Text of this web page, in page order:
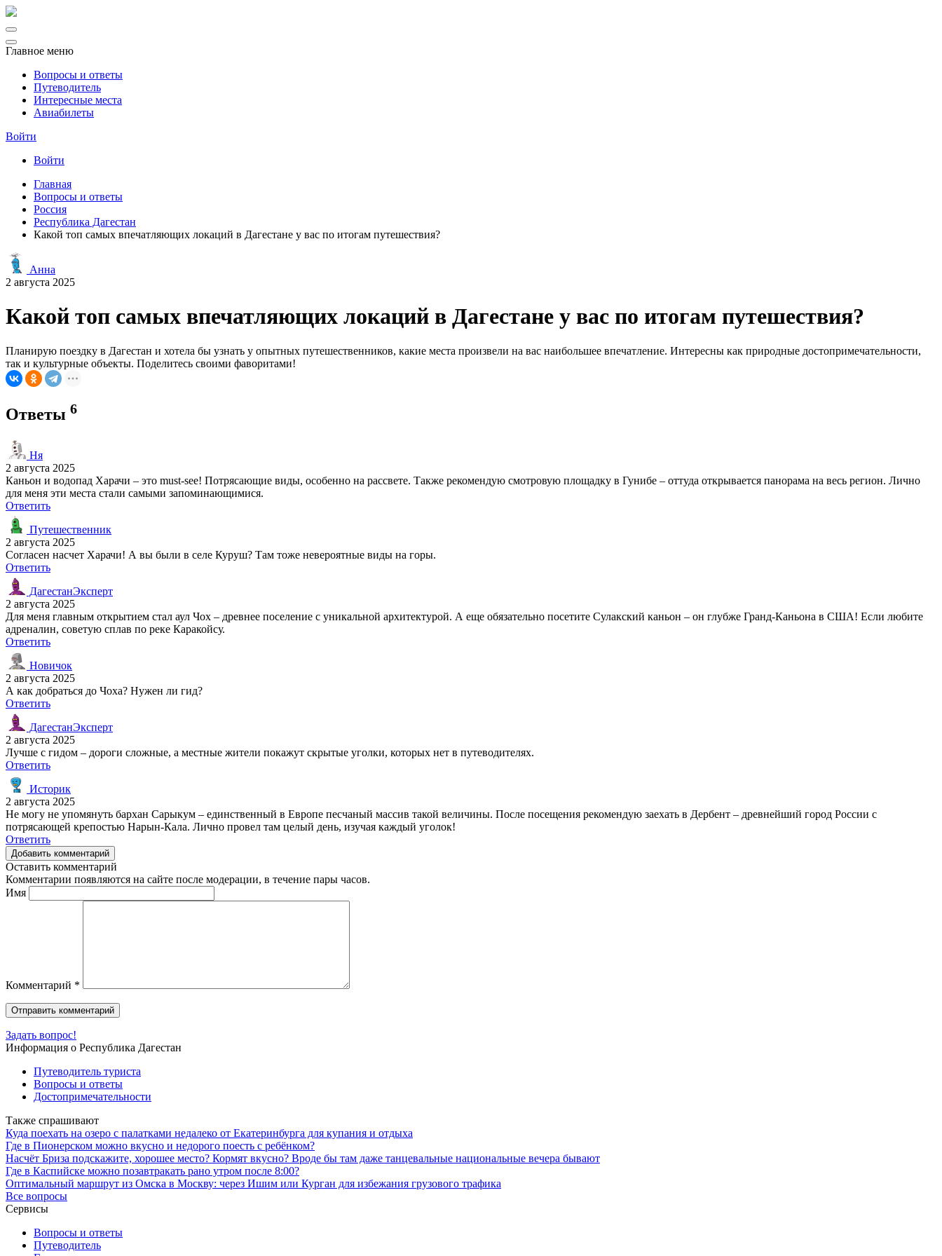
Главное меню
Вопросы и ответы
Путеводитель
Интересные места
Авиабилеты
Войти
Войти
Главная
Вопросы и ответы
Россия
Республика Дагестан
Какой топ самых впечатляющих локаций в Дагестане у вас по итогам путешествия?
Анна
2 августа 2025
Какой топ самых впечатляющих локаций в Дагестане у вас по итогам путешествия?
Планирую поездку в Дагестан и хотела бы узнать у опытных путешественников, какие места произвели на вас наибольшее впечатление. Интересны как природные достопримечательности,
так и культурные объекты. Поделитесь своими фаворитами!
Ответы 6
Ня
2 августа 2025
Каньон и водопад Харачи – это must-see! Потрясающие виды, особенно на рассвете. Также рекомендую смотровую площадку в Гунибе – оттуда открывается панорама на весь регион. Лично
для меня эти места стали самыми запоминающимися.
Ответить
Путешественник
2 августа 2025
Согласен насчет Харачи! А вы были в селе Куруш? Там тоже невероятные виды на горы.
Ответить
ДагестанЭксперт
2 августа 2025
Для меня главным открытием стал аул Чох – древнее поселение с уникальной архитектурой. А еще обязательно посетите Сулакский каньон – он глубже Гранд-Каньона в США! Если любите
адреналин, советую сплав по реке Каракойсу.
Ответить
Новичок
2 августа 2025
А как добраться до Чоха? Нужен ли гид?
Ответить
ДагестанЭксперт
2 августа 2025
Лучше с гидом – дороги сложные, а местные жители покажут скрытые уголки, которых нет в путеводителях.
Ответить
Историк
2 августа 2025
Не могу не упомянуть бархан Сарыкум – единственный в Европе песчаный массив такой величины. После посещения рекомендую заехать в Дербент – древнейший город России с
потрясающей крепостью Нарын-Кала. Лично провел там целый день, изучая каждый уголок!
Ответить
Добавить комментарий
Оставить комментарий
Комментарии появляются на сайте после модерации, в течение пары часов.
Имя
Комментарий *
Задать вопрос!
Информация о Республика Дагестан
Путеводитель туриста
Вопросы и ответы
Достопримечательности
Также спрашивают
Куда поехать на озеро с палатками недалеко от Екатеринбурга для купания и отдыха
Где в Пионерском можно вкусно и недорого поесть с ребёнком?
Насчёт Бриза подскажите, хорошее место? Кормят вкусно? Вроде бы там даже танцевальные национальные вечера бывают
Где в Каспийске можно позавтракать рано утром после 8:00?
Оптимальный маршрут из Омска в Москву: через Ишим или Курган для избежания грузового трафика
Все вопросы
Сервисы
Вопросы и ответы
Путеводитель